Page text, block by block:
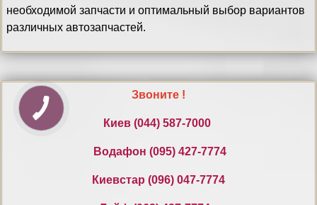
необходимой запчасти и оптимальный выбор вариантов
различных автозапчастей.
Звоните !
Киев ‎(044) 587-7000
Водафон ‎(095) 427-7774
Киевстар (096) 047-7774